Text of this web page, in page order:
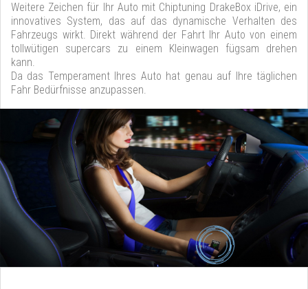
Weitere Zeichen für Ihr Auto mit Chiptuning DrakeBox iDrive, ein
innovatives System, das auf das dynamische Verhalten des
Fahrzeugs wirkt. Direkt während der Fahrt Ihr Auto von einem
tollwütigen supercars zu einem Kleinwagen fügsam drehen
kann.
Da das Temperament Ihres Auto hat genau auf Ihre täglichen
Fahr Bedürfnisse anzupassen.